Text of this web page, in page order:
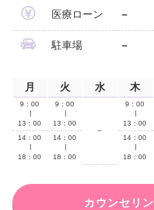
医療ローン –
駐車場 –
月 火 水 木
9：00
13：00
9：00
13：00
–
9：00
13：00
14：00
18：00
14：00
18：00
14：00
18：00
カウンセリ